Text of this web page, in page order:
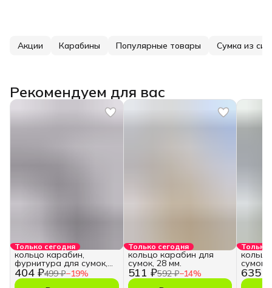
Акции Карабины Популярные товары Сумка из
Рекомендуем для вас
Только сегодня
404 ₽499 ₽−19%
кольцо карабин,
фурнитура для сумок,
28 мм.
Только сегодня
511 ₽592 ₽−14%
кольцо карабин для
сумок, 28 мм.
Только
635 ₽
сумок,